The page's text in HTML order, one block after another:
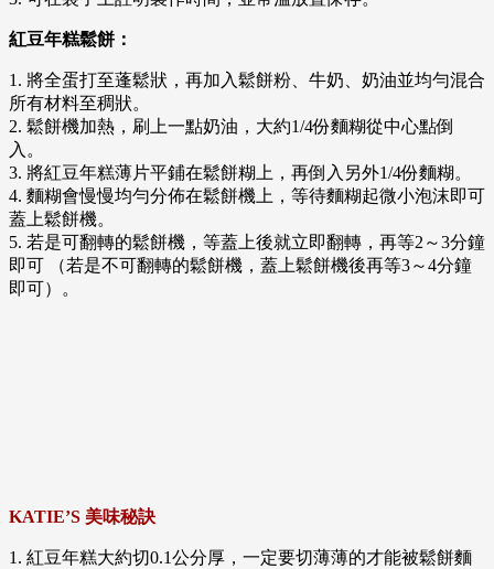
紅豆年糕鬆餅：
1. 將全蛋打至蓬鬆狀，再加入鬆餅粉、牛奶、奶油並均勻混合
所有材料至稠狀。
2. 鬆餅機加熱，刷上一點奶油，大約1/4份麵糊從中心點倒
入。
3. 將紅豆年糕薄片平鋪在鬆餅糊上，再倒入另外1/4份麵糊。
4. 麵糊會慢慢均勻分佈在鬆餅機上，等待麵糊起微小泡沫即可
蓋上鬆餅機。
5. 若是可翻轉的鬆餅機，等蓋上後就立即翻轉，再等2～3分鐘
即可 （若是不可翻轉的鬆餅機，蓋上鬆餅機後再等3～4分鐘
即可）。
KATIE’S 美味秘訣
1. 紅豆年糕大約切0.1公分厚，一定要切薄薄的才能被鬆餅麵